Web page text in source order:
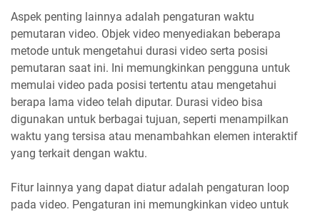
Aspek penting lainnya adalah pengaturan waktu
pemutaran video. Objek video menyediakan beberapa
metode untuk mengetahui durasi video serta posisi
pemutaran saat ini. Ini memungkinkan pengguna untuk
memulai video pada posisi tertentu atau mengetahui
berapa lama video telah diputar. Durasi video bisa
digunakan untuk berbagai tujuan, seperti menampilkan
waktu yang tersisa atau menambahkan elemen interaktif
yang terkait dengan waktu.
Fitur lainnya yang dapat diatur adalah pengaturan loop
pada video. Pengaturan ini memungkinkan video untuk